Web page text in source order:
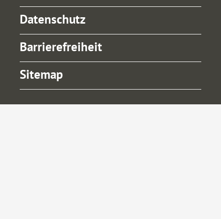
Datenschutz
Barrierefreiheit
Sitemap